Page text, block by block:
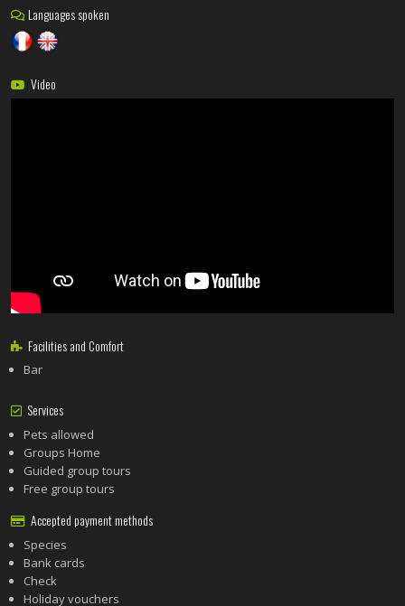
Languages spoken
Video
Facilities and Comfort
Bar
Services
Pets allowed
Groups Home
Guided group tours
Free group tours
Accepted payment methods
Species
Bank cards
Check
Holiday vouchers